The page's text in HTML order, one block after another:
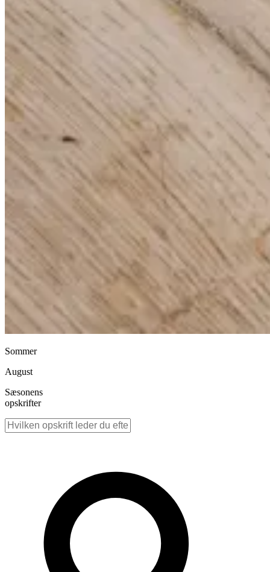
Sommer
August
Sæsonens
opskrifter